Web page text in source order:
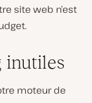
site web n’est
inutiles
moteur de